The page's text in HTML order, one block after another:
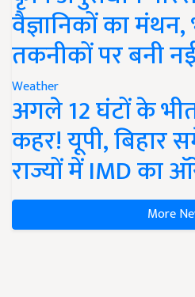
वैज्ञानिकों का
तकनीकों पर बनी
Weather
अगले 12 घंटों के
कहर! यूपी, बिहार
राज्यों में IMD का
More